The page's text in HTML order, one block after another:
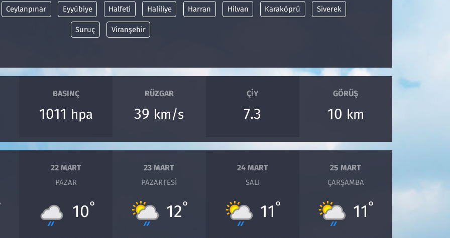
Ceylanpınar Eyyübiye Halfeti Haliliye Harran Hilvan Karaköprü Siverek
Suruç Viranşehir
BASINÇ
1011 hpa
RÜZGAR
39 km/s
ÇIY
7.3
GÖRÜŞ
10 km
22 MART
PAZAR
10°
23 MART
PAZARTESI
12°
24 MART
SALI
11°
25 MART
ÇARŞAMBA
11°